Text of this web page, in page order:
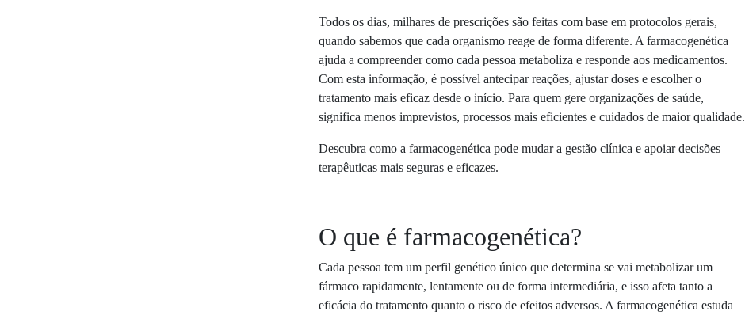
Todos os dias, milhares de prescrições são feitas com base em protocolos gerais,
quando sabemos que cada organismo reage de forma diferente. A farmacogenética
ajuda a compreender como cada pessoa metaboliza e responde aos medicamentos.
Com esta informação, é possível antecipar reações, ajustar doses e escolher o
tratamento mais eficaz desde o início. Para quem gere organizações de saúde,
significa menos imprevistos, processos mais eficientes e cuidados de maior qualidade.
Descubra como a farmacogenética pode mudar a gestão clínica e apoiar decisões
terapêuticas mais seguras e eficazes.
O que é farmacogenética?
Cada pessoa tem um perfil genético único que determina se vai metabolizar um
fármaco rapidamente, lentamente ou de forma intermediária, e isso afeta tanto a
eficácia do tratamento quanto o risco de efeitos adversos. A farmacogenética estuda